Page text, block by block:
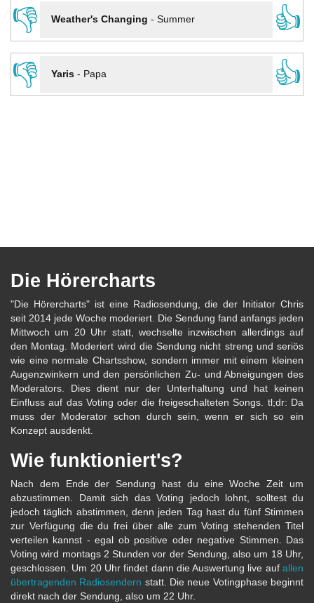
👎
Weather's Changing - Summer
👍
👎
Yaris- Papa 👍
Die Hörercharts
"Die Hörercharts" ist eine Radiosendung, die der Initiator Chris
seit 2014 jede Woche moderiert. Die Sendung fand anfangs jeden
Mittwoch um 20 Uhr statt, wechselte inzwischen allerdings auf
den Montag. Moderiert wird die Sendung nicht streng und seriös
wie eine normale Chartsshow, sondern immer mit einem kleinen
Augenzwinkern und den persönlichen Zu- und Abneigungen des
Moderators. Dies dient nur der Unterhaltung und hat keinen
Einfluss auf das Voting oder die freigeschalteten Songs. tl;dr: Da
muss der Moderator schon durch sein, wenn er sich so ein
Konzept ausdenkt.
Wie funktioniert's?
Nach dem Ende der Sendung hast du eine Woche Zeit um
abzustimmen. Damit sich das Voting jedoch lohnt, solltest du
jedoch täglich abstimmen, denn jeden Tag hast du fünf Stimmen
zur Verfügung die du frei über alle zum Voting stehenden Titel
verteilen kannst - egal ob positive oder negative Stimmen. Das
Voting wird montags 2 Stunden vor der Sendung, also um 18 Uhr,
geschlossen. Um 20 Uhr findet dann die Auswertung live auf allen
übertragenden Radiosendern statt. Die neue Votingphase beginnt
direkt nach der Sendung, also um 22 Uhr.